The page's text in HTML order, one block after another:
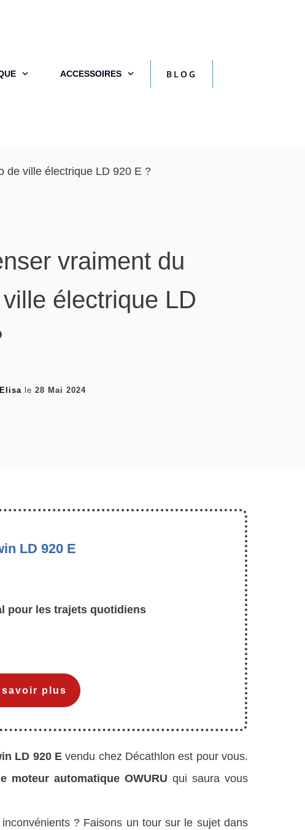
ACCESSOIRES BLOG
de ville électrique LD 920 E ?
vraiment du
électrique LD
Elisa le28 Mai 2024
LD 920 E
pour les trajets quotidiens
savoir plus
LD 920 E vendu chez Décathlon est pour vous.
le moteur automatique OWURU qui saura vous
? Faisons un tour sur le sujet dans